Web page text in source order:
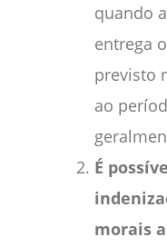
quando
entrega
previsto
ao
É
morais